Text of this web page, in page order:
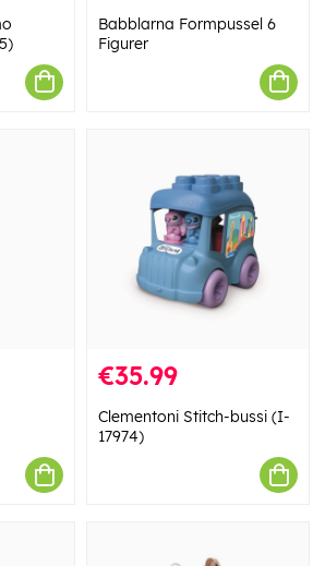
Babblarna Formpussel 6
Figurer
€35.99
Clementoni Stitch-bussi (I-
17974)